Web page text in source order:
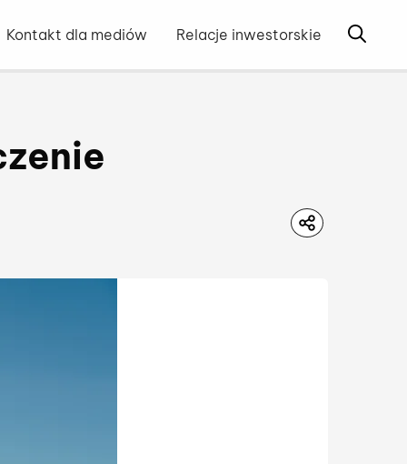
Kontakt dla mediów Relacje inwestorskie Otwórz